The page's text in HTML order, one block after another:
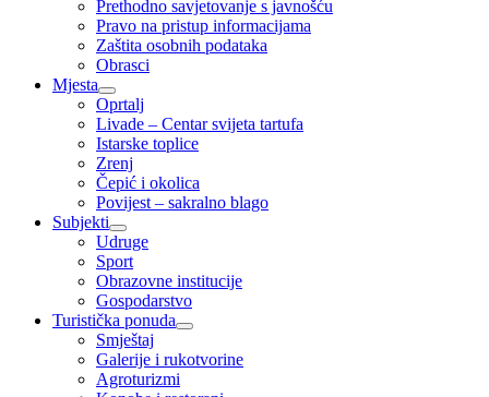
Prethodno savjetovanje s javnošću
Pravo na pristup informacijama
Zaštita osobnih podataka
Obrasci
Mjesta
Oprtalj
Livade – Centar svijeta tartufa
Istarske toplice
Zrenj
Čepić i okolica
Povijest – sakralno blago
Subjekti
Udruge
Sport
Obrazovne institucije
Gospodarstvo
Turistička ponuda
Smještaj
Galerije i rukotvorine
Agroturizmi